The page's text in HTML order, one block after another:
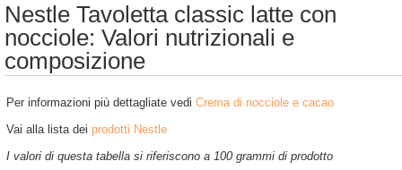
Nestle Tavoletta classic latte con
nocciole: Valori nutrizionali e
composizione
Per informazioni più dettagliate vedi Crema di nocciole e cacao
Vai alla lista dei prodotti Nestle
I valori di questa tabella si riferiscono a 100 grammi di prodotto